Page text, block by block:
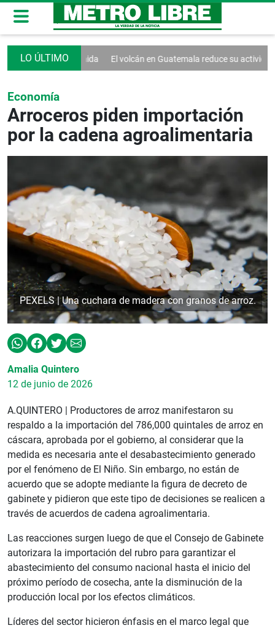
bienvenida El volcán en Guatemala reduce su actividad eruptiva
Economía
Arroceros piden importación
por la cadena agroalimentaria
PEXELS | Una cuchara de madera con granos de arroz.
Amalia Quintero
12 de junio de 2026
A.QUINTERO | Productores de arroz manifestaron su
respaldo a la importación del 786,000 quintales de arroz en
cáscara, aprobada por el gobierno, al considerar que la
medida es necesaria ante el desabastecimiento generado
por el fenómeno de El Niño. Sin embargo, no están de
acuerdo que se adopte mediante la figura de decreto de
gabinete y pidieron que este tipo de decisiones se realicen a
través de acuerdos de cadena agroalimentaria.
Las reacciones surgen luego de que el Consejo de Gabinete
autorizara la importación del rubro para garantizar el
abastecimiento del consumo nacional hasta el inicio del
próximo período de cosecha, ante la disminución de la
producción local por los efectos climáticos.
Líderes del sector hicieron énfasis en el marco legal que